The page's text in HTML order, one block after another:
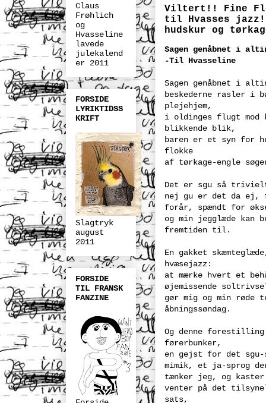
Viltert!! Fine
til Hvasses jazz!
hudskur og
Sagen genåbnet i
-Til Hvasseline
Sagen genåbnet i
beskederne rasler i
plejehjem,
i oldinges flugt mod
blikkende blik,
baren er et syn for
flokke
af tørkage-engle
Det er sgu så
nej gu er det da ej,
forår, spændt for
og min jegglæde kan
fremtiden til.
En gakket
hvæsejazz:
at mærke hvert et
øjemissende
gør mig og min røde
åbningssøndag.
Og denne
førerbunker,
en gejst for det sgu-
mimik, et ja-sprog
tænker jeg, og
venter på det
sats,
Claus
Frøhlich
og
Hvasseline
lavede
julekalend
er 2011
FORSIDE
LYRIKTIDSS
KRIFT
Slagtryk
august
2011
FORSIDE
TIL FRANSK
FANZINE